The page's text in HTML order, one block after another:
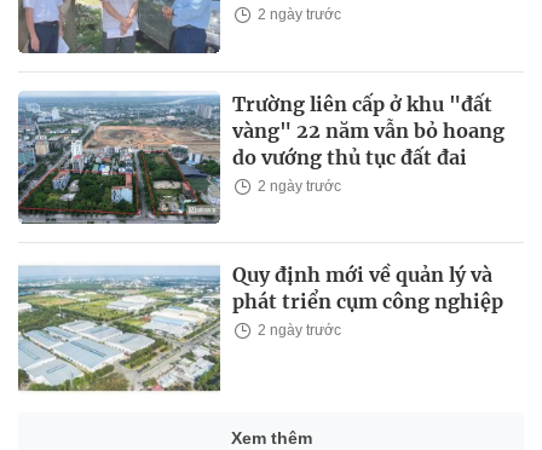
2 ngày trước
Trường liên cấp ở khu "đất
vàng" 22 năm vẫn bỏ hoang
do vướng thủ tục đất đai
2 ngày trước
Quy định mới về quản lý và
phát triển cụm công nghiệp
2 ngày trước
Xem thêm